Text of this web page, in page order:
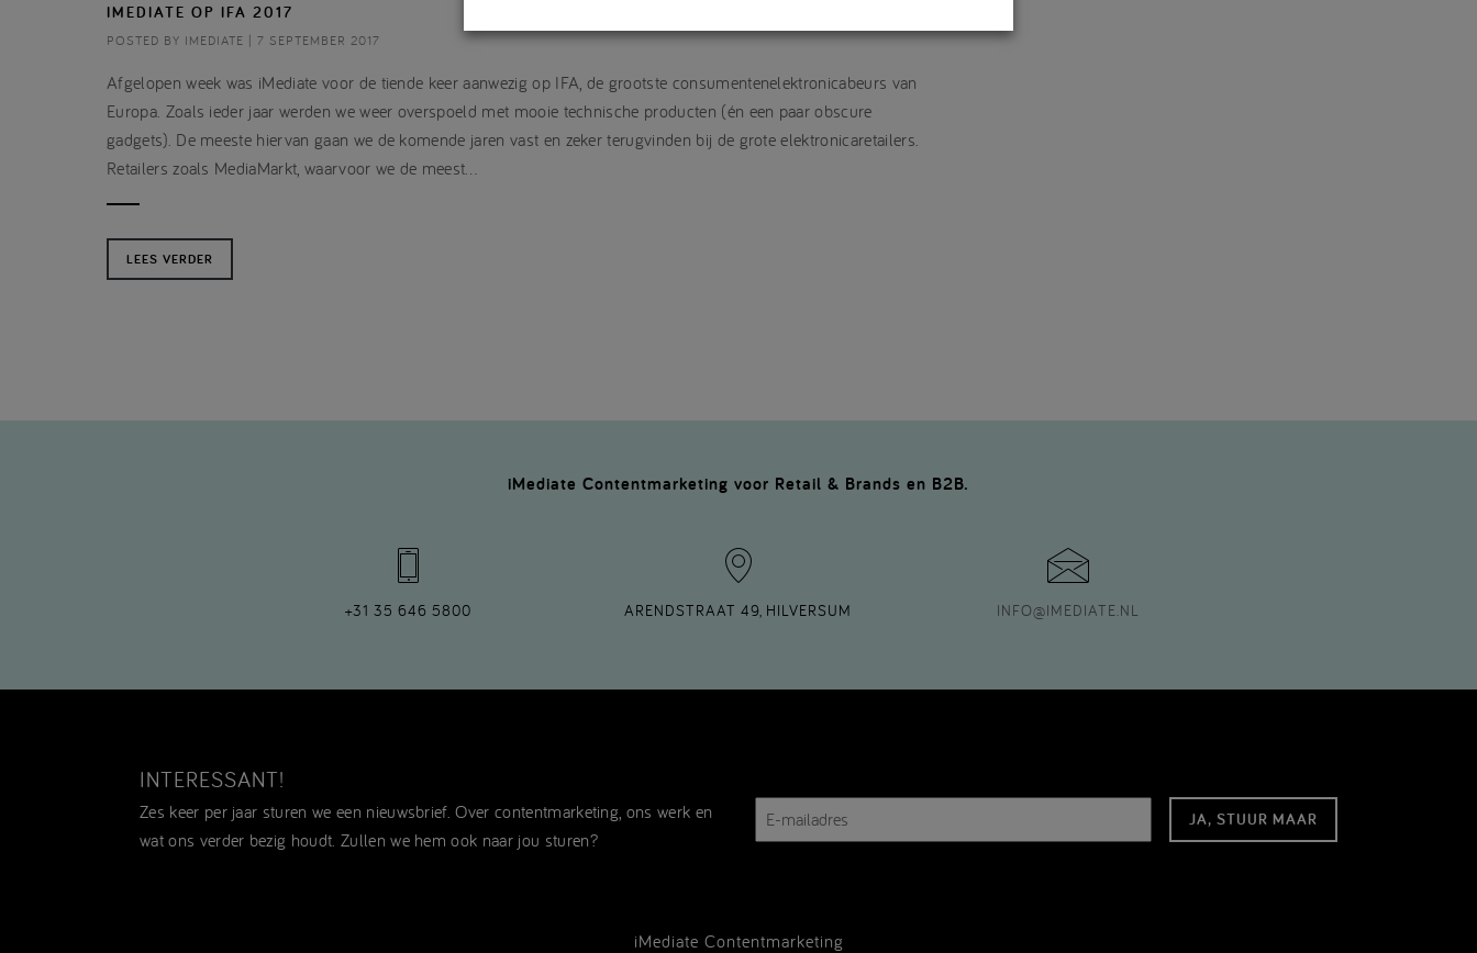
IMEDIATE OP IFA 2017
POSTED BY IMEDIATE | 7 SEPTEMBER 2017
Afgelopen week was iMediate voor de tiende keer aanwezig op IFA, de grootste consumentenelektronicabeurs van
Europa. Zoals ieder jaar werden we weer overspoeld met mooie technische producten (én een paar obscure
gadgets). De meeste hiervan gaan we de komende jaren vast en zeker terugvinden bij de grote elektronicaretailers.
Retailers zoals MediaMarkt, waarvoor we de meest…
LEES VERDER
iMediate Contentmarketing voor Retail & Brands en B2B.
+31 35 646 5800 ARENDSTRAAT 49, HILVERSUM INFO@IMEDIATE.NL
INTERESSANT!
Zes keer per jaar sturen we een nieuwsbrief. Over contentmarketing, ons werk en
wat ons verder bezig houdt. Zullen we hem ook naar jou sturen?
mailadres
iMediate Contentmarketing